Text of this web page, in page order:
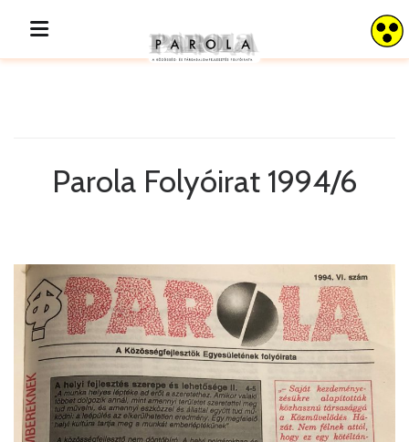
Parola Folyóirat 1994/6